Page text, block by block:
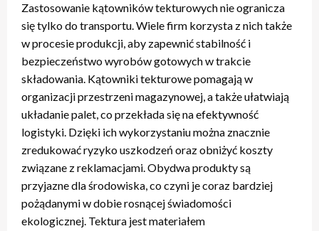
Zastosowanie kątowników tekturowych nie ogranicza
się tylko do transportu. Wiele firm korzysta z nich także
w procesie produkcji, aby zapewnić stabilność i
bezpieczeństwo wyrobów gotowych w trakcie
składowania. Kątowniki tekturowe pomagają w
organizacji przestrzeni magazynowej, a także ułatwiają
układanie palet, co przekłada się na efektywność
logistyki. Dzięki ich wykorzystaniu można znacznie
zredukować ryzyko uszkodzeń oraz obniżyć koszty
związane z reklamacjami. Obydwa produkty są
przyjazne dla środowiska, co czyni je coraz bardziej
pożądanymi w dobie rosnącej świadomości
ekologicznej. Tektura jest materiałem